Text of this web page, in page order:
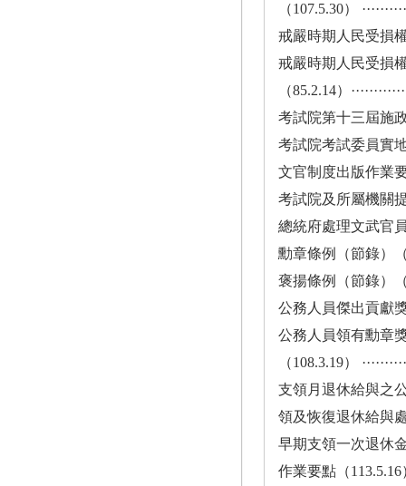
（107.5.30）
戒嚴時期人民受損權
戒嚴時期人民受損
（85.2.14）
考試院第十三屆施政綱
考試院考試委員實地
文官制度出版作業要點
考試院及所屬機關提
總統府處理文武官員
勳章條例（節錄）（
褒揚條例（節錄）（
公務人員傑出貢獻
公務人員領有勳章
（108.3.19）
支領月退休給與之
領及恢復退休給與處理
早期支領一次退休
作業要點（113.5.16）